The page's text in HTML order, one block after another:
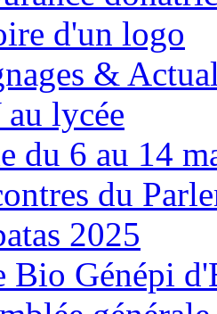
d'un logo
&
lycée
du 6 au 14
du
2025
Bio Génépi